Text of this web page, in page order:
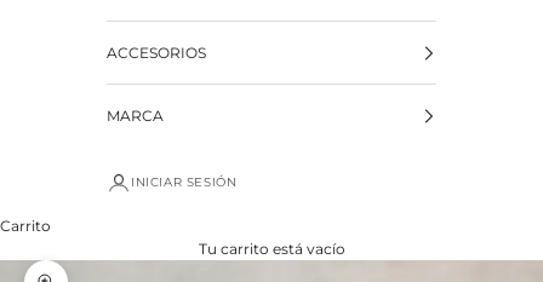
ACCESORIOS
MARCA
INICIAR SESIÓN
Carrito
Tu carrito está vacío